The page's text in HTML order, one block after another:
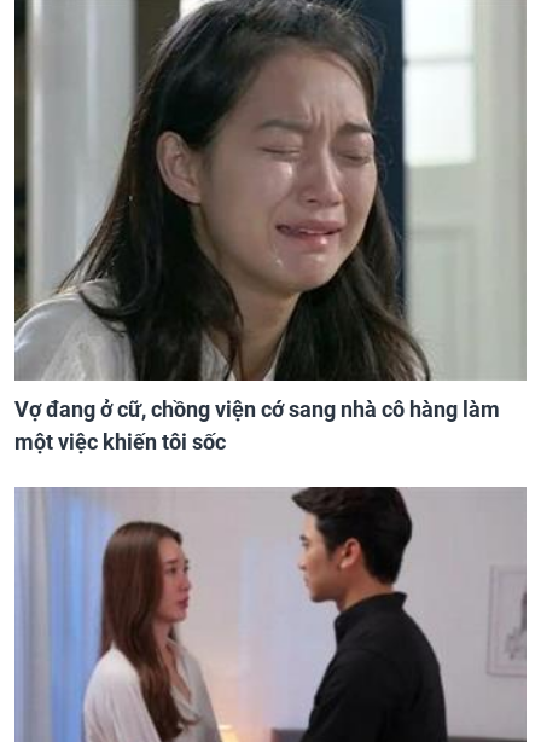
Vợ đang ở cữ, chồng viện cớ sang nhà cô hàng làm
một việc khiến tôi sốc